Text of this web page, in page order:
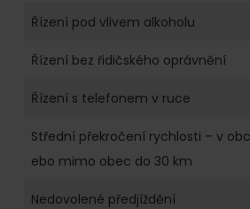
Řízení pod vlivem alkoholu
Řízení bez řidičského oprávnění
Řízení s telefonem v ruce
Střední překročení rychlosti – v
ebo mimo obec do 30 km
Nedovolené předjíždění